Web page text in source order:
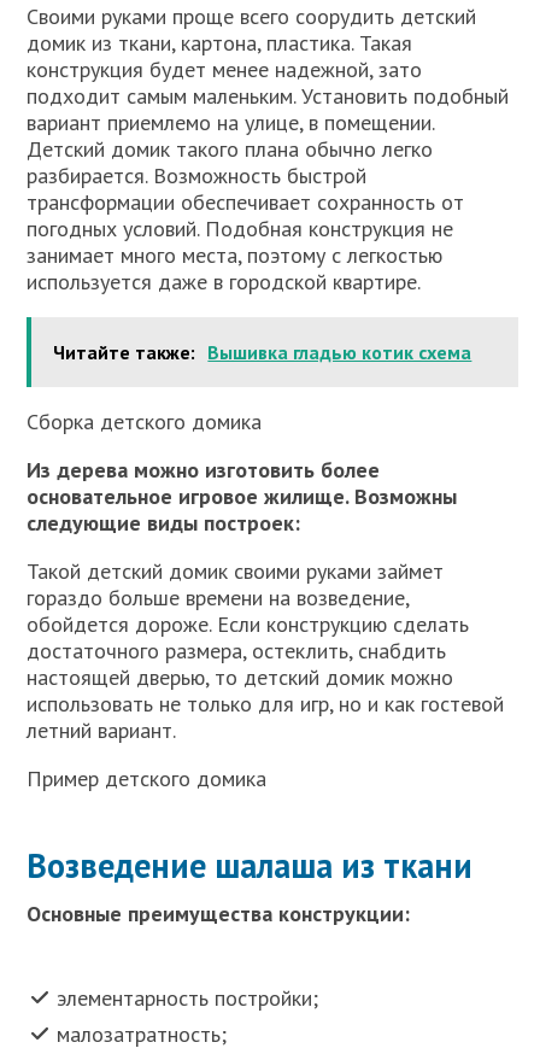
Своими руками проще всего соорудить детский
домик из ткани, картона, пластика. Такая
конструкция будет менее надежной, зато
подходит самым маленьким. Установить подобный
вариант приемлемо на улице, в помещении.
Детский домик такого плана обычно легко
разбирается. Возможность быстрой
трансформации обеспечивает сохранность от
погодных условий. Подобная конструкция не
занимает много места, поэтому с легкостью
используется даже в городской квартире.
Читайте также: Вышивка гладью котик схема
Сборка детского домика
Из дерева можно изготовить более
основательное игровое жилище. Возможны
следующие виды построек:
Такой детский домик своими руками займет
гораздо больше времени на возведение,
обойдется дороже. Если конструкцию сделать
достаточного размера, остеклить, снабдить
настоящей дверью, то детский домик можно
использовать не только для игр, но и как гостевой
летний вариант.
Пример детского домика
Возведение шалаша из ткани
Основные преимущества конструкции:
элементарность постройки;
малозатратность;